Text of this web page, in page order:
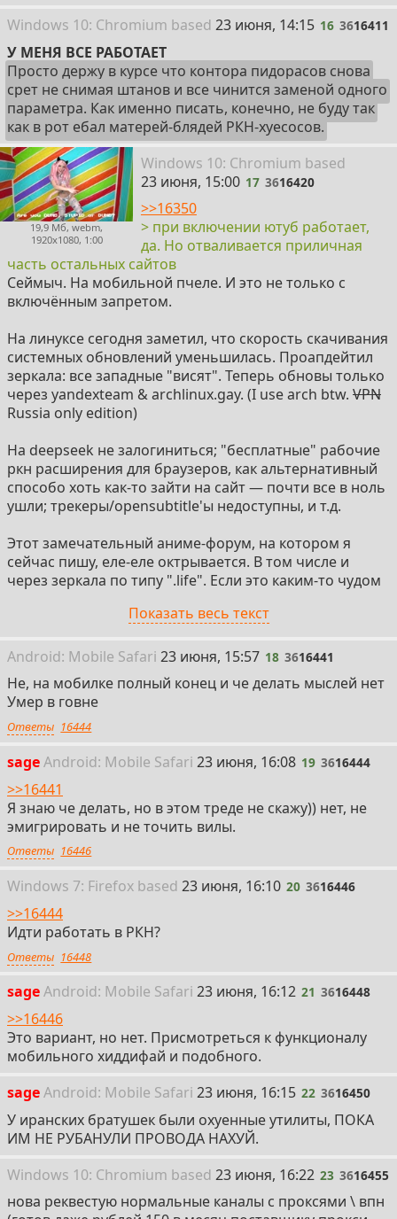
Windows 10: Chromium based 16
23 июня, 14:15 16 3616411
У МЕНЯ ВСЕ РАБОТАЕТ
Просто держу в курсе что контора пидорасов снова
срет не снимая штанов и все чинится заменой одного
параметра. Как именно писать, конечно, не буду так
как в рот ебал матерей-блядей РКН-хуесосов.
19,9 Мб, webm,
1920x1080, 1:00
Windows 10: Chromium based17
23 июня, 15:00 17 3616420
>>16350
> при включении ютуб работает,
да. Но отваливается приличная
часть остальных сайтов
Сеймыч. На мобильной пчеле. И это не только с
включённым запретом.
На линуксе сегодня заметил, что скорость скачивания
системных обновлений уменьшилась. Проапдейтил
зеркала: все западные "висят". Теперь обновы только
через yandexteam & archlinux.gay. (I use arch btw. VPN
Russia only edition)
На deepseek не залогиниться; "бесплатные" рабочие
ркн расширения для браузеров, как альтернативный
способо хоть как-то зайти на сайт — почти все в ноль
ушли; трекеры/opensubtitle'ы недоступны, и т.д.
Этот замечательный аниме-форум, на котором я
сейчас пишу, еле-еле октрывается. В том числе и
через зеркала по типу ".life". Если это каким-то чудом
дефолтными настройками и отключенным запретом.
В общем, не зря зарплату получают. Молодцы.
Печально это всё...
Пара линков. Может быть, кому-то пригодится (если
это не работает — замечательно, вы прошаренные,
но есть и те, кто не знает):
zapret-lite (win): https://github.com/bol-van/zapret-win-
bundle
zapret-gui (win):
https://github.com/Flowseal/zapret-discord-youtube
https://github.com/Virenbar/ZapretControl
https://topersoft.com/programs/zapretlauncher
zapret-kind-of-gui (lin):
https://github.com/Snowy-Fluffy/zapret.installer
https://github.com/Sergeydigl3/zapret-discord-youtube-
linux
dns-crypt:
https://github.com/DNSCrypt/dnscrypt-proxy
https://github.com/bitbeans/SimpleDnsCrypt(win)
net-noise:
Показать весь текст
Android: Mobile Safari 18
23 июня, 15:57 18 3616441
Не, на мобилке полный конец и че делать мыслей нет
Умер в говне
Ответы 16444
sageAndroid: Mobile Safari 19
23 июня, 16:08 19 3616444
>>16441
Я знаю че делать, но в этом треде не скажу)) нет, не
эмигрировать и не точить вилы.
Ответы 16446
Windows 7: Firefox based 20
23 июня, 16:10 20 3616446
>>16444
Идти работать в РКН?
Ответы 16448
sageAndroid: Mobile Safari 21
23 июня, 16:12 21 3616448
>>16446
Это вариант, но нет. Присмотреться к функционалу
мобильного хиддифай и подобного.
sageAndroid: Mobile Safari 22
23 июня, 16:15 22 3616450
У иранских братушек были охуенные утилиты, ПОКА
ИМ НЕ РУБАНУЛИ ПРОВОДА НАХУЙ.
Windows 10: Chromium based 23
23 июня, 16:22 23 3616455
нова реквестую нормальные каналы с проксями \ впн